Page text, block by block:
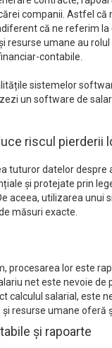
companii. Astfel
că ne referim
resurse umane au
contabile.
sistemelor
un software de
riscul pierderii
tuturor datelor
și protejate prin
aceea, utilizarea
măsuri exacte.
procesarea lor este
net este nevoie
calculul salarial, este
resurse umane oferă
și rapoarte